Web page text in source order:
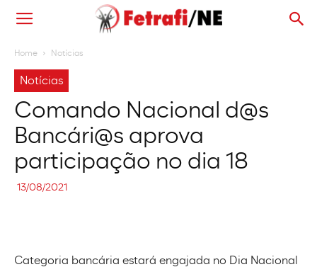
Home Notícias
Notícias
Comando Nacional d@s
Bancári@s aprova
participação no dia 18
13/08/2021
Categoria bancária estará engajada no Dia Nacional